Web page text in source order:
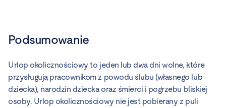
Podsumowanie
Urlop okolicznościowy to jeden lub dwa dni wolne, które
przysługują pracownikom z powodu ślubu (własnego lub
dziecka), narodzin dziecka oraz śmierci i pogrzebu bliskiej
osoby. Urlop okolicznościowy nie jest pobierany z puli